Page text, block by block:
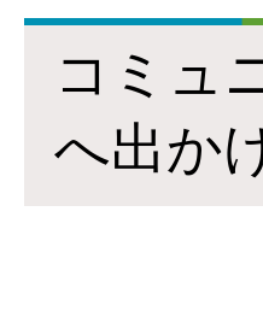
コミュ
へ出か